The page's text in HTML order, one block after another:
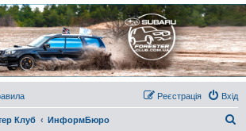
Subaru Forester. Клубные покатушки на природе и
от партнеров и просто много общения с друзьями.
Drive.
Вхід
Реєстрація
Клуб ИнформБюро